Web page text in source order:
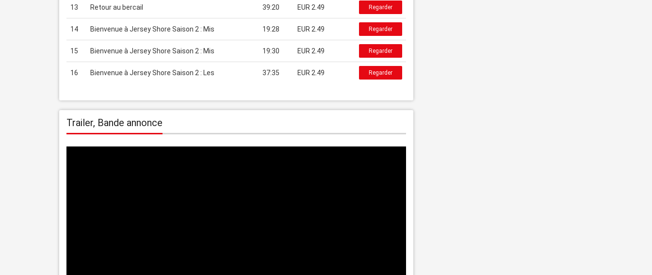
13 Retour au bercail 39:20 EUR 2.49 Regarder
14 Bienvenue à Jersey Shore Saison 2 : Mis 19:28 EUR 2.49 Regarder
15 Bienvenue à Jersey Shore Saison 2 : Mis 19:30 EUR 2.49 Regarder
16 Bienvenue à Jersey Shore Saison 2 : Les 37:35 EUR 2.49 Regarder
Trailer, Bande annonce